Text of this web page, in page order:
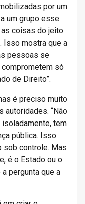
por um
um grupo esse
coisas do jeito
Isso mostra que a
pessoas se
comprometem só
de Direito”.
é preciso muito
autoridades. “Não
isoladamente, tem
pública. Isso
sob controle. Mas
é o Estado ou o
pergunta que a